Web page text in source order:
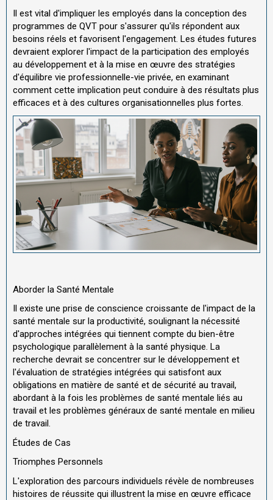
Il est vital d'impliquer les employés dans la conception des
programmes de QVT pour s'assurer qu'ils répondent aux
besoins réels et favorisent l'engagement. Les études futures
devraient explorer l'impact de la participation des employés
au développement et à la mise en œuvre des stratégies
d'équilibre vie professionnelle-vie privée, en examinant
comment cette implication peut conduire à des résultats plus
efficaces et à des cultures organisationnelles plus fortes.
Aborder la Santé Mentale
Il existe une prise de conscience croissante de l'impact de la
santé mentale sur la productivité, soulignant la nécessité
d'approches intégrées qui tiennent compte du bien-être
psychologique parallèlement à la santé physique. La
recherche devrait se concentrer sur le développement et
l'évaluation de stratégies intégrées qui satisfont aux
obligations en matière de santé et de sécurité au travail,
abordant à la fois les problèmes de santé mentale liés au
travail et les problèmes généraux de santé mentale en milieu
de travail.
Études de Cas
Triomphes Personnels
L'exploration des parcours individuels révèle de nombreuses
histoires de réussite qui illustrent la mise en œuvre efficace